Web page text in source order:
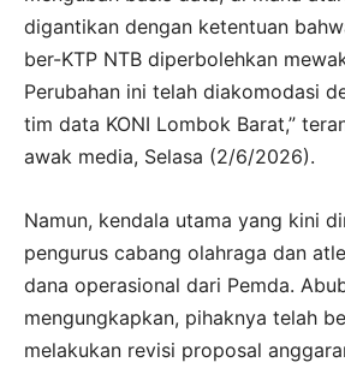
digantikan dengan ketentuan
ber-KTP NTB diperbolehkan
Perubahan ini telah diakomodasi
tim data KONI Lombok Barat,”
awak media, Selasa (2/6/2026).
Namun, kendala utama yang kini
pengurus cabang olahraga dan
dana operasional dari Pemda.
mengungkapkan, pihaknya telah
melakukan revisi proposal